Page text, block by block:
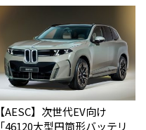
【AESC】次世代EV向け
「46120大型円筒形バッテリ